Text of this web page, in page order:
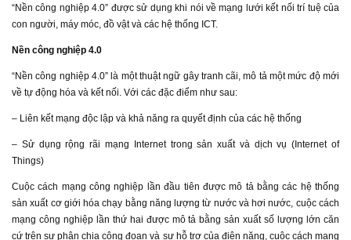
“Nền công nghiệp 4.0” được sử dụng khi nói về mạng lưới kết nối trí tuệ của
con người, máy móc, đồ vật và các hệ thống ICT.
Nền công nghiệp 4.0
“Nền công nghiệp 4.0” là một thuật ngữ gây tranh cãi, mô tả một mức độ mới
về tự động hóa và kết nối. Với các đặc điểm như sau:
– Liên kết mạng độc lập và khả năng ra quyết định của các hệ thống
– Sử dụng rộng rãi mạng Internet trong sản xuất và dịch vụ (Internet of
Things)
Cuộc cách mạng công nghiệp lần đầu tiên được mô tả bằng các hệ thống
sản xuất cơ giới hóa chạy bằng năng lượng từ nước và hơi nước, cuộc cách
mạng công nghiệp lần thứ hai được mô tả bằng sản xuất số lượng lớn căn
cứ trên sự phân chia công đoạn và sự hỗ trợ của điện năng, cuộc cách mạng